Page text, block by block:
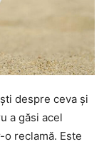
despre ceva și
a găsi acel
reclamă. Este